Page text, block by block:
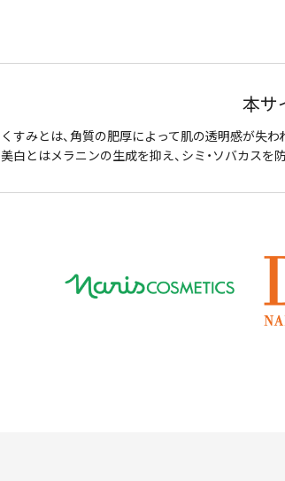
本サ
くすみとは、角質の肥厚によって肌の透明感が失わ
美白とはメラニンの生成を抑え、シミ・ソバカスを防